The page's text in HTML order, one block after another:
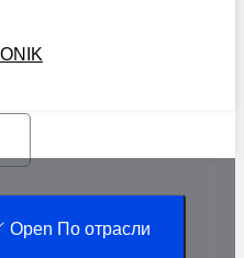
Open По отрасли